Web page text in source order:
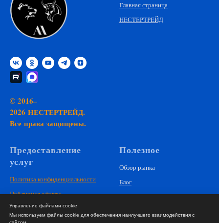
© 2016–
2026 НЕСТЕРТРЕЙД.
Все права защищены.
Главная страница
НЕСТЕРТРЕЙД
Предоставление
услуг
Политика конфиденциальности
Публичная оферта
Использование cookie
Полезное
Обзор рынка
Блог
Обратная связь
Управление файлами cookie
Мы используем файлы cookie для обеспечения наилучшего взаимодействия с